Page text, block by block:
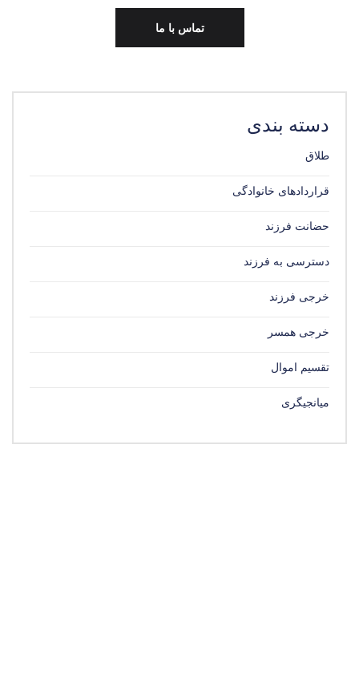
تماس با ما
دسته بندی
طلاق
قراردادهای خانوادگی
حضانت فرزند
دسترسی به فرزند
خرجی فرزند
خرجی همسر
تقسیم اموال
میانجیگری